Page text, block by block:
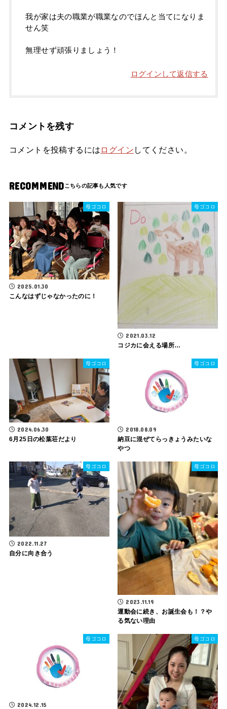
我が家は夫の職業が職業なのでほんと当てになりま
せん笑
無理せず頑張りましょう！
ログインして返信する
コメントを残す
コメントを投稿するには ログイン してください。
RECOMMEND
母ゴコロ
2025.01.30
こんなはずじゃなかったのに！
母ゴコロ
2021.03.12
コジカに会える場所…
母ゴコロ
2024.06.30
6月25日の松葉荘だより
母ゴコロ
2018.08.09
納豆に混ぜてらっきょうみたいな
やつ
母ゴコロ
2022.11.27
自分に向き合う
母ゴコロ
2023.11.19
運動会に続き、お誕生会も！？や
る気ない理由
母ゴコロ
2024.12.15
母ゴコロ